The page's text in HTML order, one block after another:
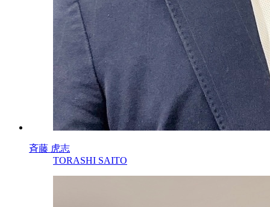
斉藤 虎志
TORASHI SAITO